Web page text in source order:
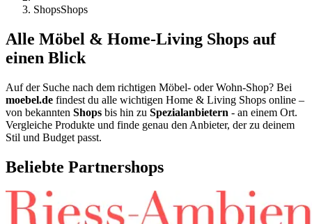
ShopsShops
Alle Möbel & Home-Living Shops auf
einen Blick
Auf der Suche nach dem richtigen Möbel- oder Wohn-Shop? Bei
moebel.de findest du alle wichtigen Home & Living Shops online –
von bekannten Shops bis hin zu Spezialanbietern - an einem Ort.
Vergleiche Produkte und finde genau den Anbieter, der zu deinem
Stil und Budget passt.
Beliebte Partnershops